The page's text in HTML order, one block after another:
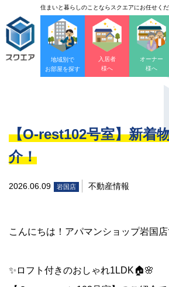
住まいと暮らしのことならスクエアにお任せく
地域別で
お部屋を探す
入居者
様へ
オーナー
様へ
【O-rest102号室】新着
介！
2026.06.09 岩国店 不動産情報
こんにちは！アパマンショップ岩国店
✨ロフト付きのおしゃれ1LDK🏠🌸